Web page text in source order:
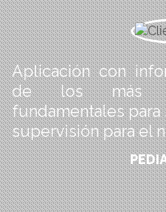
Aplicación con
de los más
fundamentales
supervisión para el